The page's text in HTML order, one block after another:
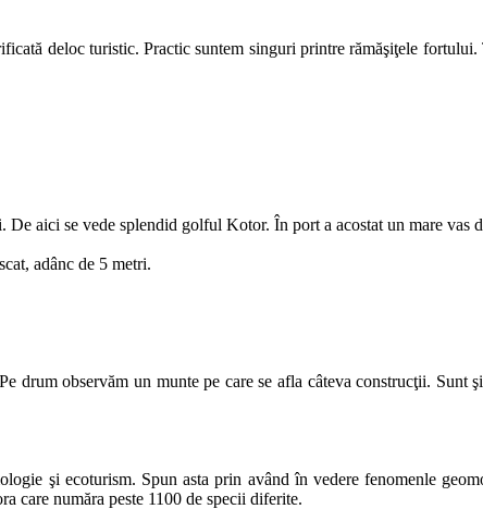
deloc turistic. Practic suntem singuri printre rămăşiţele
aici se vede splendid golful Kotor. În port a acostat un mare vas
adânc de 5 metri.
observăm un munte pe care se afla câteva construcţii. Sunt
şi ecoturism. Spun asta prin având în vedere fenomenle
care număra peste 1100 de specii diferite.